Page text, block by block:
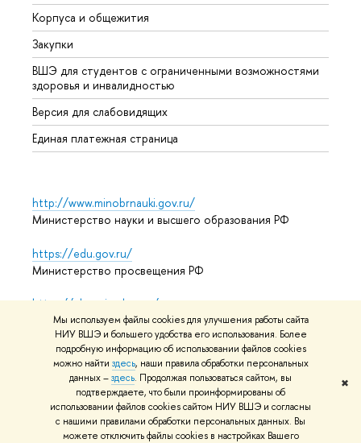
Мы используем файлы cookies для улучшения работы сайта
НИУ ВШЭ и большего удобства его использования. Более
подробную информацию об использовании файлов cookies
можно найти здесь, наши правила обработки персональных
данных –здесь. Продолжая пользоваться сайтом, вы
подтверждаете, что были проинформированы об
использовании файлов cookies сайтом НИУ ВШЭ и согласны
с нашими правилами обработки персональных данных. Вы
можете отключить файлы cookies в настройках Вашего
✖
Корпуса и общежития
Закупки
ВШЭ для студентов с ограниченными возможностями
здоровья и инвалидностью
Версия для слабовидящих
Единая платежная страница
http://www.minobrnauki.gov.ru/
Министерство науки и высшего образования РФ
https://edu.gov.ru/
Министерство просвещения РФ
https://elearning.hse.ru/mooc
Массовые открытые онлайн-курсы
© НИУ ВШЭ 1993–2026 Адреса и контактыУсловия
использования материаловПолитика конфиденциальности
Карта сайта